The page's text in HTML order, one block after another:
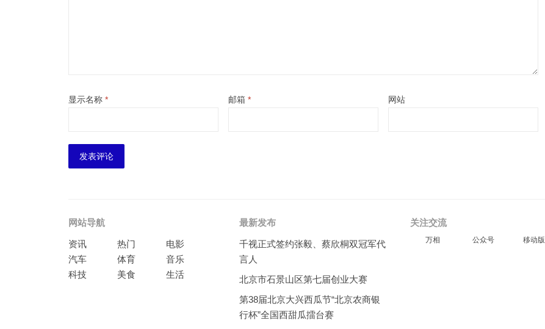
显示名称 * 邮箱 * 网站
网站导航
资讯 热门
电影
汽车
体育
音乐
科技
美食 生活
最新发布
千视正式签约张毅、蔡欣桐双冠军代
言人
北京市石景山区第七届创业大赛
第38届北京大兴西瓜节“北京农商银
行杯”全国西甜瓜擂台赛
关注交流
万相 公众号 移动版